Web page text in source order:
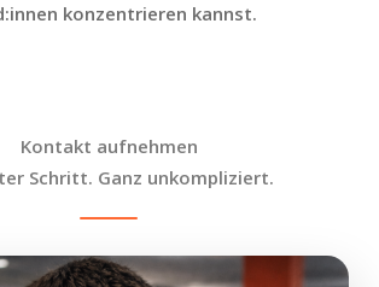
konzentrieren kannst.
Kontakt aufnehmen
Schritt. Ganz unkompliziert.